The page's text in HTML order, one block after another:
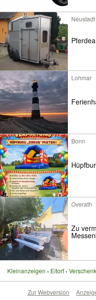
Lohmar
Bonn
Overath
Zu
Kleinanzeigen Eitorf
Zur Webversion